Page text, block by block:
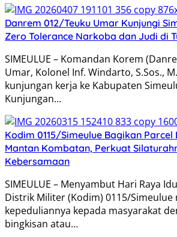
Danrem 012/Teuku Umar Kunjungi
Zero Tolerance Narkoba dan Judi di
SIMEULUE – Komandan Korem
Umar, Kolonel Inf. Windarto, S.Sos.,
kunjungan kerja ke Kabupaten
Kunjungan…
Kodim 0115/Simeulue Bagikan
Mantan Kombatan, Perkuat
Kebersamaan
SIMEULUE – Menyambut Hari Raya
Distrik Militer (Kodim) 0115/Simeulue
kepeduliannya kepada masyarakat
bingkisan atau…